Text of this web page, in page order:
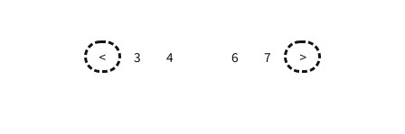
< 3 4 6 7 >